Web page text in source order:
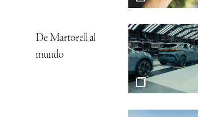
De Martorell al
mundo